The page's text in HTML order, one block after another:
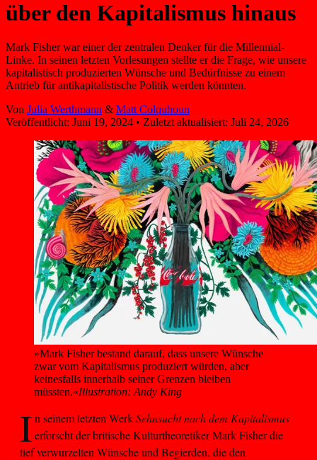
über den Kapitalismus hinaus
Mark Fisher war einer der zentralen Denker für die Millennial-
Linke. In seinen letzten Vorlesungen stellte er die Frage, wie unsere
kapitalistisch produzierten Wünsche und Bedürfnisse zu einem
Antrieb für antikapitalistische Politik werden könnten.
Von Julia Werthmann & Matt Colquhoun
Veröffentlicht: Juni 19, 2024 • Zuletzt aktualisiert: Juli 24, 2026
»Mark Fisher bestand darauf, dass unsere Wünsche
zwar vom Kapitalismus produziert würden, aber
keinesfalls innerhalb seiner Grenzen bleiben
müssten.«Illustration: Andy King
In seinem letzten WerkSehnsucht nach dem Kapitalismus
erforscht der britische Kulturtheoretiker Mark Fisher die
tief verwurzelten Wünsche und Begierden, die den